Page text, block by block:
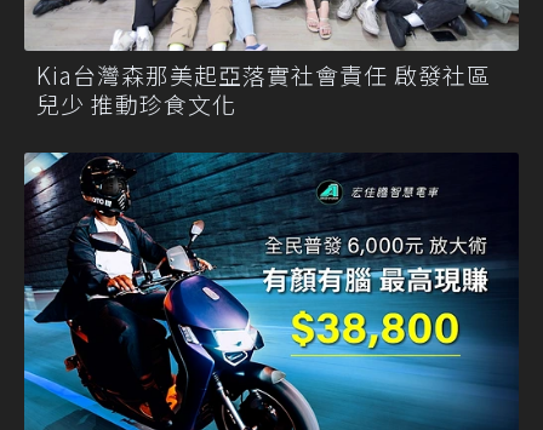
Kia台灣森那美起亞落實社會責任 啟發社區
兒少 推動珍食文化